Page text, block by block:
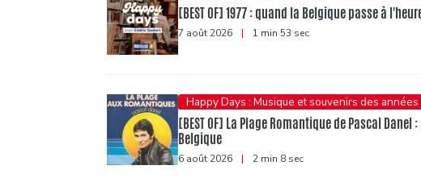
[BEST OF] 1977 : quand la Belgique passe à
7 août 2026 | 1 min 53 sec
Happy Days : Musique et souvenirs des
[BEST OF] La Plage Romantique de Pascal
Belgique
6 août 2026 | 2 min 8 sec